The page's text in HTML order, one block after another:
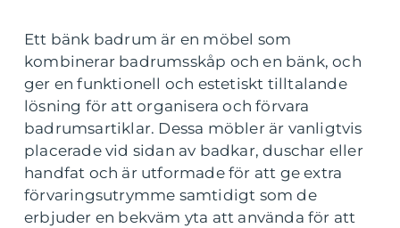
Ett bänk badrum är en möbel som
kombinerar badrumsskåp och en bänk, och
ger en funktionell och estetiskt tilltalande
lösning för att organisera och förvara
badrumsartiklar. Dessa möbler är vanligtvis
placerade vid sidan av badkar, duschar eller
handfat och är utformade för att ge extra
förvaringsutrymme samtidigt som de
erbjuder en bekväm yta att använda för att